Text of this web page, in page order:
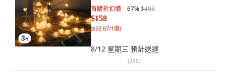
首購折扣價 67%$493
$158
($52.67/1個)
8/12 星期三 預計送達
(290)